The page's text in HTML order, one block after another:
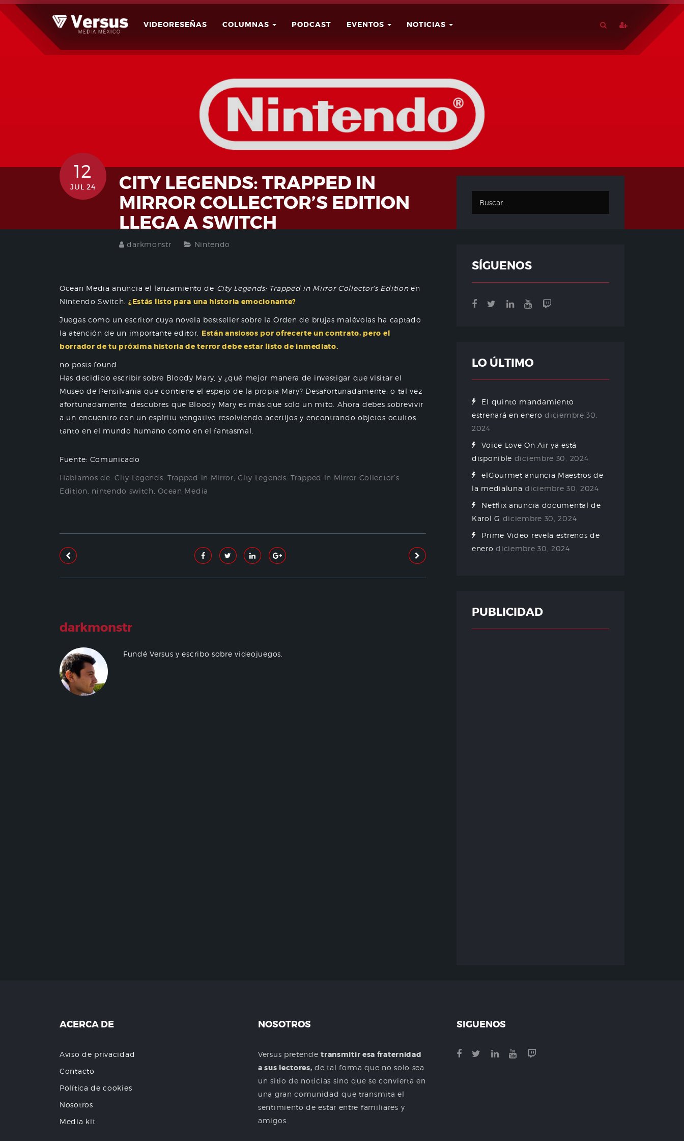
Skip
to
content
VIDEORESEÑAS COLUMNAS PODCAST EVENTOS NOTICIAS
12
JUL 24
CITY LEGENDS: TRAPPED IN
MIRROR COLLECTOR’S EDITION
LLEGA A SWITCH
darkmonstr Nintendo
Ocean Media anuncia el lanzamiento de City Legends: Trapped in Mirror Collector’s Editionen
Nintendo Switch. ¿Estás listo para una historia emocionante?
Juegas como un escritor cuya novela bestseller sobre la Orden de brujas malévolas ha captado
la atención de un importante editor. Están ansiosos por ofrecerte un contrato, pero el
borrador de tu próxima historia de terror debe estar listo de inmediato.
no posts found
Has decidido escribir sobre Bloody Mary, y ¿qué mejor manera de investigar que visitar el
Museo de Pensilvania que contiene el espejo de la propia Mary? Desafortunadamente, o tal vez
afortunadamente, descubres que Bloody Mary es más que solo un mito. Ahora debes sobrevivir
a un encuentro con un espíritu vengativo resolviendo acertijos y encontrando objetos ocultos
tanto en el mundo humano como en el fantasmal.
Fuente: Comunicado
Hablamos de:City Legends: Trapped in Mirror ,City Legends: Trapped in Mirror Collector’s
Edition
nintendo switch ,Ocean Media
darkmonstr
Fundé Versus y escribo sobre videojuegos.
SÍGUENOS
LO ÚLTIMO
El quinto mandamiento
estrenará en enero diciembre 30,
2024
Voice Love On Air ya está
disponible diciembre 30, 2024
elGourmet anuncia Maestros de
la medialuna diciembre 30, 2024
Netflix anuncia documental de
Karol G diciembre 30, 2024
Prime Video revela estrenos de
enero diciembre 30, 2024
PUBLICIDAD
ACERCA DE
Aviso de privacidad
Contacto
Política de cookies
Nosotros
Media kit
NOSOTROS
Versus pretendetransmitir esa fraternidad
a sus lectores, de tal forma que no solo sea
un sitio de noticias sino que se convierta en
una gran comunidad que transmita el
sentimiento de estar entre familiares y
amigos.
SIGUENOS